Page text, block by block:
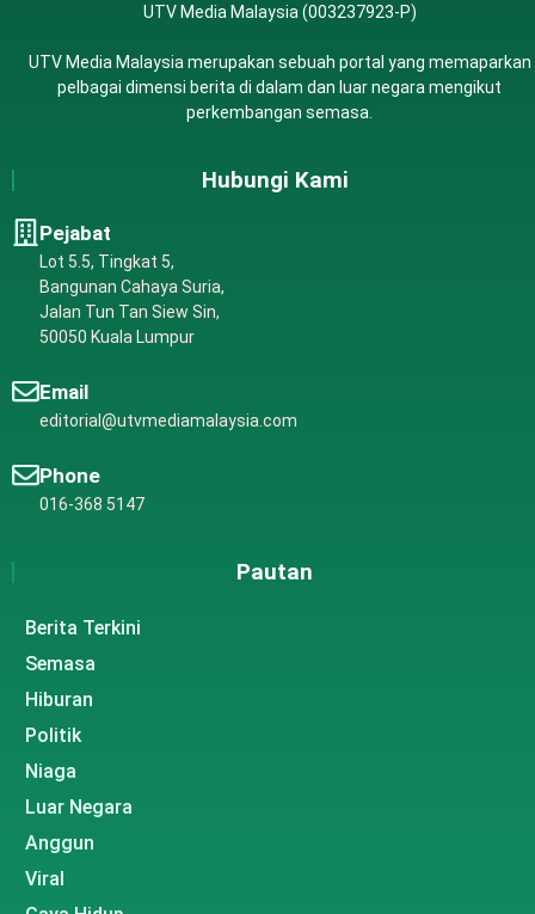
UTV Media Malaysia (003237923-P)
UTV Media Malaysia merupakan sebuah portal yang memaparkan
pelbagai dimensi berita di dalam dan luar negara mengikut
perkembangan semasa.
Hubungi Kami
Pejabat
Lot 5.5, Tingkat 5,
Bangunan Cahaya Suria,
Jalan Tun Tan Siew Sin,
50050 Kuala Lumpur
Email
editorial@utvmediamalaysia.com
Phone
016-368 5147
Pautan
Berita Terkini
Semasa
Hiburan
Politik
Niaga
Luar Negara
Anggun
Viral